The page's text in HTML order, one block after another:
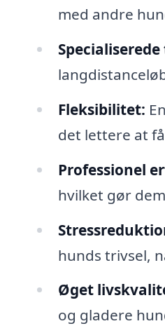
med andre
Fleksibilitet:
det lettere at
Professionel
hvilket gør
hunds trivsel,
Øget
og gladere